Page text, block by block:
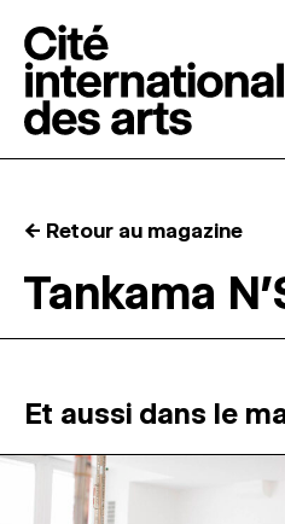
RÉSIDENCES ↓
ATELIERS OUVERTS
PROGRAMMATION
← Retour au magazine
Tankama
Et aussi dans le